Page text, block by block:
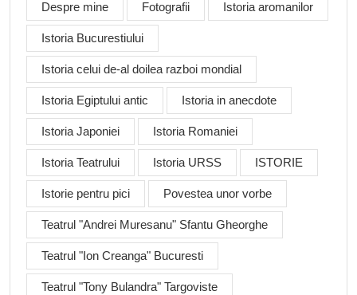
Despre mine Fotografii Istoria aromanilor
Istoria Bucurestiului
Istoria celui de-al doilea razboi mondial
Istoria Egiptului antic Istoria in anecdote
Istoria Japoniei Istoria Romaniei
Istoria Teatrului Istoria URSS ISTORIE
Istorie pentru pici Povestea unor vorbe
Teatrul "Andrei Muresanu" Sfantu Gheorghe
Teatrul "Ion Creanga" Bucuresti
Teatrul "Tony Bulandra" Targoviste